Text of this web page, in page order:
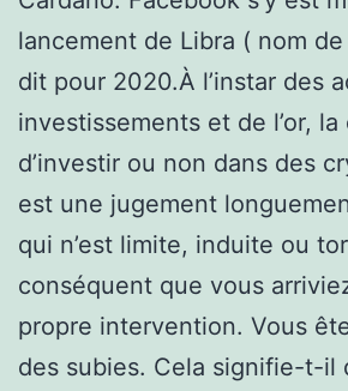
lancement de Libra ( nom
dit pour 2020.À l’instar des
investissements et de l’or,
d’investir ou non dans des
est une jugement
qui n’est limite, induite ou
conséquent que vous
propre intervention. Vous
des subies. Cela signifie-t-il